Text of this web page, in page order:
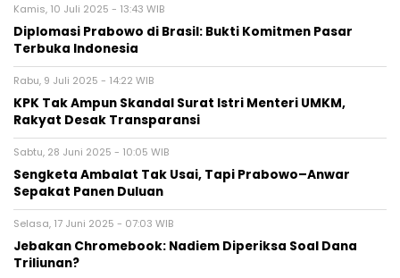
Kamis, 10 Juli 2025 - 13:43 WIB
Diplomasi Prabowo di Brasil: Bukti Komitmen Pasar
Terbuka Indonesia
Rabu, 9 Juli 2025 - 14:22 WIB
KPK Tak Ampun Skandal Surat Istri Menteri UMKM,
Rakyat Desak Transparansi
Sabtu, 28 Juni 2025 - 10:05 WIB
Sengketa Ambalat Tak Usai, Tapi Prabowo–Anwar
Sepakat Panen Duluan
Selasa, 17 Juni 2025 - 07:03 WIB
Jebakan Chromebook: Nadiem Diperiksa Soal Dana
Triliunan?